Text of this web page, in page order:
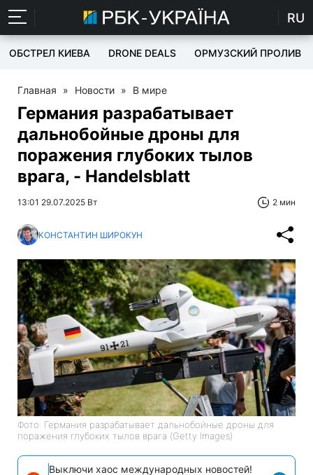
RU
ОБСТРЕЛ КИЕВА DRONE DEALS ОРМУЗСКИЙ ПРОЛИВ
Главная » Новости » В мире
Германия разрабатывает
дальнобойные дроны для
поражения глубоких тылов
врага, - Handelsblatt
13:01 29.07.2025 Вт 2 мин
КОНСТАНТИН ШИРОКУН
Фото: Германия разрабатывает дальнобойные дроны для
поражения глубоких тылов врага (Getty Images)
Выключи хаос международных новостей!